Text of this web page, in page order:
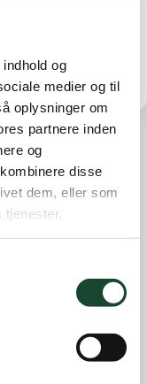
og
medier og til
oplysninger om
partnere inden
og
disse
dem, eller som